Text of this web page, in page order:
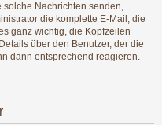
Nachrichten senden,
die komplette E-Mail, die
ganz wichtig, die Kopfzeilen
über den Benutzer, der die
dann entsprechend reagieren.